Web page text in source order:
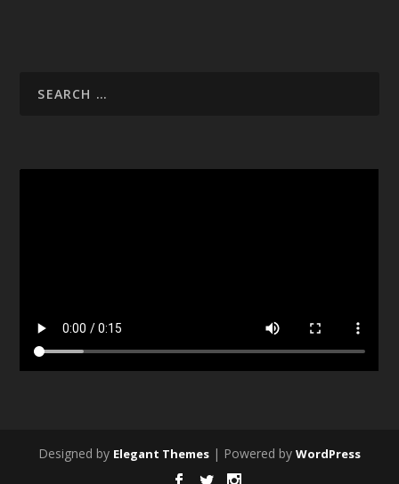
Designed by Elegant Themes | Powered by WordPress